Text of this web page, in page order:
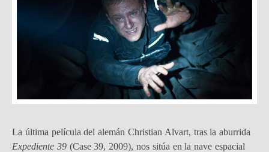
La última película del alemán Christian Alvart, tras la aburrida
Expediente 39(Case 39, 2009), nos sitúa en la nave espacial